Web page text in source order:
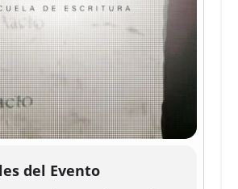
del Evento